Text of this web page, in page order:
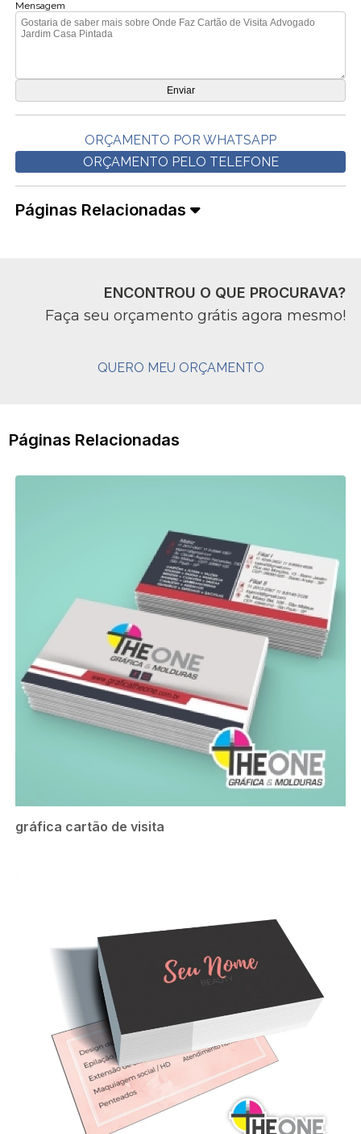
Mensagem
ORÇAMENTO POR WHATSAPP
ORÇAMENTO PELO TELEFONE
Páginas Relacionadas
ENCONTROU O QUE PROCURAVA?
Faça seu orçamento grátis agora mesmo!
QUERO MEU ORÇAMENTO
Páginas Relacionadas
gráfica cartão de visita